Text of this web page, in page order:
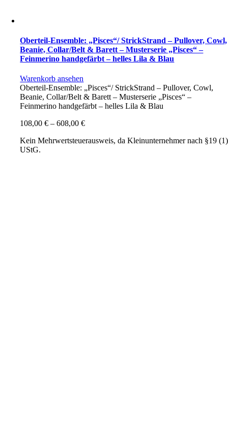
Oberteil-Ensemble: „Pisces“/ StrickStrand – Pullover, Cowl,
Beanie, Collar/Belt & Barett – Musterserie „Pisces“ –
Feinmerino handgefärbt – helles Lila & Blau
Warenkorb ansehen
Oberteil-Ensemble: „Pisces“/ StrickStrand – Pullover, Cowl,
Beanie, Collar/Belt & Barett – Musterserie „Pisces“ –
Feinmerino handgefärbt – helles Lila & Blau
108,00€ –608,00€
Kein Mehrwertsteuerausweis, da Kleinunternehmer nach §19 (1)
UStG.